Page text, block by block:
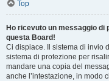
Top
Ho ricevuto un messaggio di
questa Board!
Ci dispiace. Il sistema di invio
sistema di protezione per
mandare una copia del
anche l’intestazione, in modo